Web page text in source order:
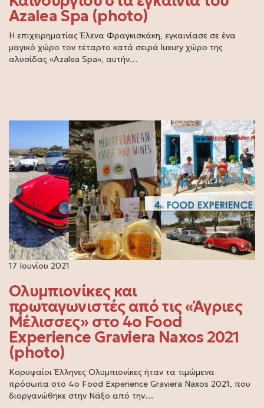
Azalea Spa (photo)
Η επιχειρηματίας Έλενα Φραγκισκάκη, εγκαινίασε σε ένα
μαγικό χώρο τον τέταρτο κατά σειρά luxury χώρο της
αλυσίδας «Azalea Spa», αυτήν…
17 Ιουνίου 2021
Ολυμπιονίκες και
πρωταγωνιστές από τις «Άγριες
Μέλισσες» στο 4ο Food
Experience Graviera Naxos 2021
(photo)
Κορυφαίοι Έλληνες Ολυμπιονίκες ήταν τα τιμώμενα
πρόσωπα στο 4ο Food Experience Graviera Naxos 2021, που
διοργανώθηκε στην Νάξο από την…